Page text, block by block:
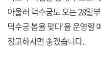
아울러 덕수궁도 오는 28일
덕수궁 봄을 맞다'을 운영할
참고하시면 좋겠습니다.